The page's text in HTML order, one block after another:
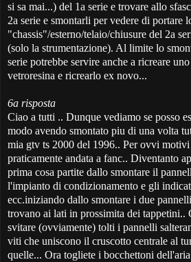
si sa mai...) del 1a serie e trovare allo
2a serie e smontarli per vedere di portare
"chassis"/esterno/telaio/chiusure del 2a
(solo la strumentazione). Al limite lo
serie potrebbe servire anche a ricreare
vetroresina e ricrearlo ex novo...
6a risposta
Ciao a tutti .. Dunque vediamo se posso
modo avendo smontato piu di una volta
mia gtv ts 2000 del 1996.. Per ovvi motivi
praticamente andata a fanc.. Diventanto
prima cosa partite dallo smontare il
l'impianto di condizionamento e gli
ecc.iniziando dallo smontare i due
trovano ai lati in prossimita dei tappetini..
svitare (ovviamente) tolti i pannelli
viti che uniscono il cruscotto centrale al
quelle... Ora togliete i bocchettoni